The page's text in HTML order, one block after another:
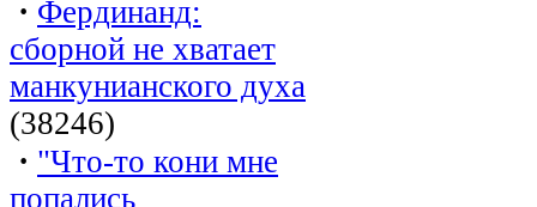
· Фердинанд:
сборной не хватает
манкунианского духа
(38246)
· "Что-то кони мне
попались